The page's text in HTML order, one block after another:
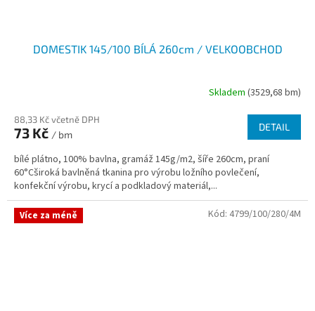
DOMESTIK 145/100 BÍLÁ 260cm / VELKOOBCHOD
Skladem (3529,68 bm)
88,33 Kč včetně DPH
73 Kč / bm
DETAIL
bílé plátno, 100% bavlna, gramáž 145g/m2, šíře 260cm, praní
60°Cširoká bavlněná tkanina pro výrobu ložního povlečení,
konfekční výrobu, krycí a podkladový materiál,...
Více za méně Kód: 4799/100/280/4M